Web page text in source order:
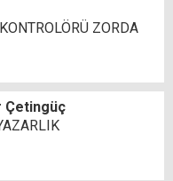
ZORDA
Çetingüç